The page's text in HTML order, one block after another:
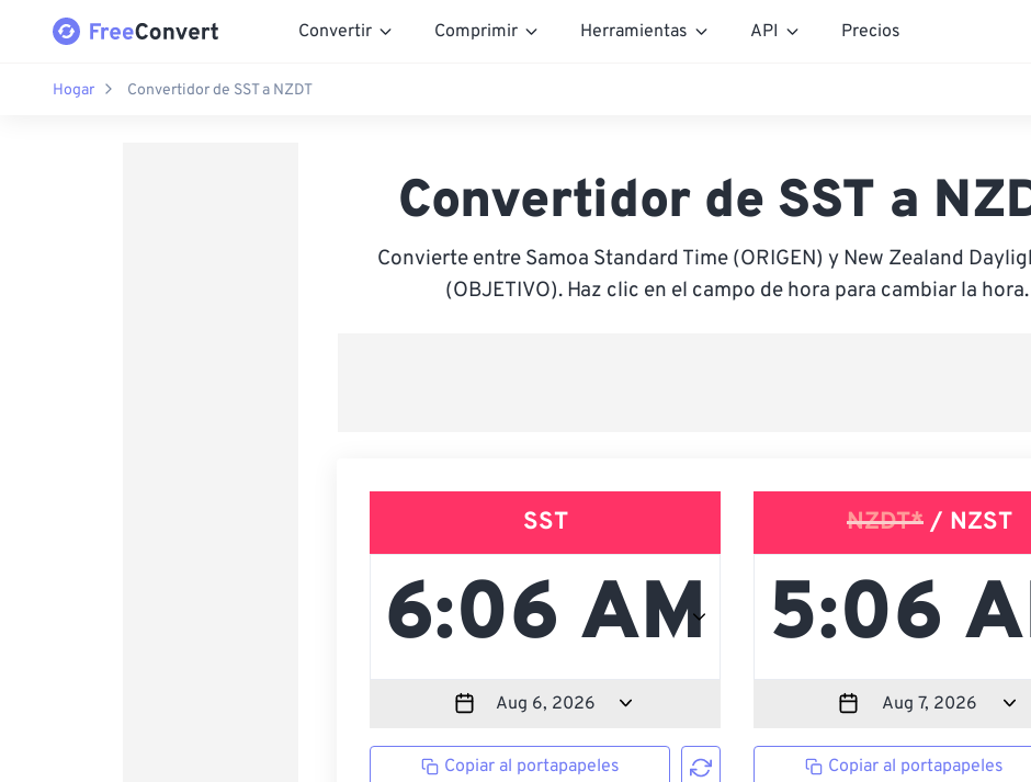
Convertir Comprimir Herramientas API Precios
Hogar Convertidor de SST a NZDT
Convertidor de SST a
Convierte entre Samoa Standard Time (ORIGEN) y New Zealand
(OBJETIVO). Haz clic en el campo de hora para cambiar la hora.
SST
Copiar al portapapeles
NZDT*/ NZST
Copiar al portapapeles